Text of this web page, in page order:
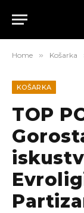
Home » Košarka
KOŠARKA
TOP